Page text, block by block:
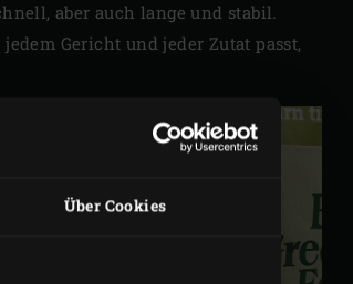
Über Cookies
aber auch lange und stabil.
Gericht und jeder Zutat passt,